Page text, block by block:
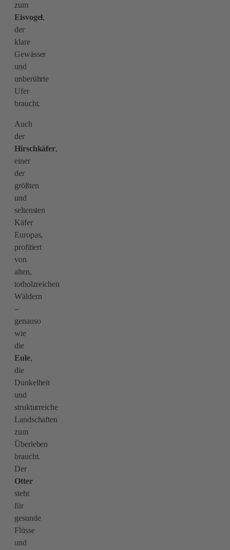
zum
Eisvogel,
der
klare
Gewässer
und
unberührte
Ufer
braucht.
Auch
der
Hirschkäfer,
einer
der
größten
und
seltensten
Käfer
Europas,
profitiert
von
alten,
totholzreichen
Wäldern
–
genauso
wie
die
Eule,
die
Dunkelheit
und
strukturreiche
Landschaften
zum
Überleben
braucht.
Der
Otter
steht
für
gesunde
Flüsse
und